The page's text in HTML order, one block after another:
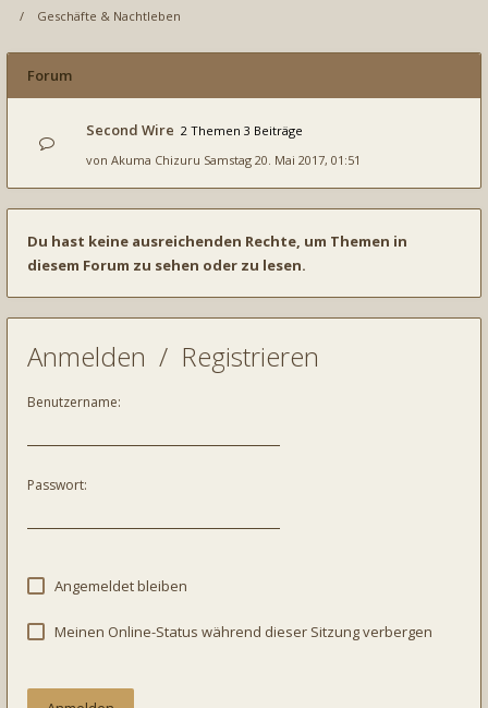
Geschäfte & Nachtleben
Forum
Second Wire 2 Themen 3 Beiträge
von Akuma Chizuru Samstag 20. Mai 2017, 01:51
Du hast keine ausreichenden Rechte, um Themen in
diesem Forum zu sehen oder zu lesen.
Anmelden / Registrieren
Benutzername:
Passwort:
Angemeldet bleiben
Meinen Online-Status während dieser Sitzung verbergen